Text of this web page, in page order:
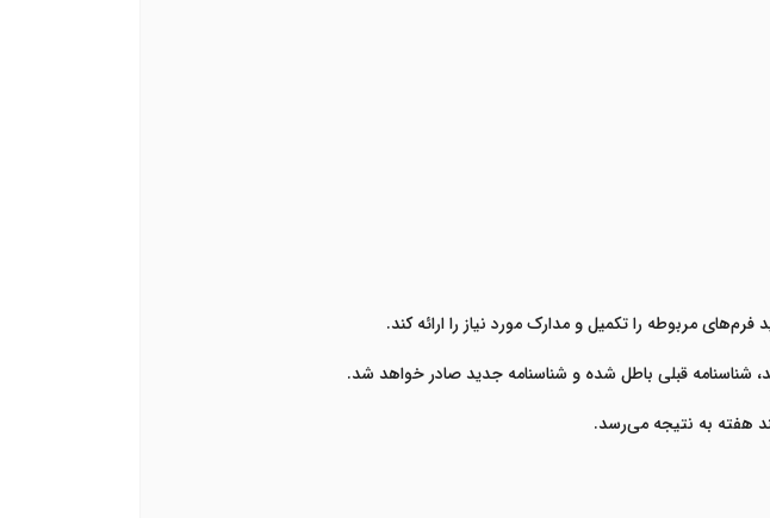
مربوطه را تکمیل و مدارک مورد نیاز را ارائه کند.
قبلی باطل شده و شناسنامه جدید صادر خواهد شد.
هفته به نتیجه می‌رسد.